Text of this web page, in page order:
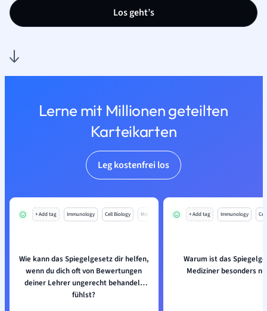
Los geht’s
Lerne mit Millionen geteilten
Karteikarten
Leg kostenfrei los
+ Add tag Immunology Cell Biology Mo
Wie kann das Spiegelgesetz dir helfen,
wenn du dich oft von Bewertungen
deiner Lehrer ungerecht behandelt
fühlst?
+ Add tag Immunology
Warum ist das
Mediziner besonders